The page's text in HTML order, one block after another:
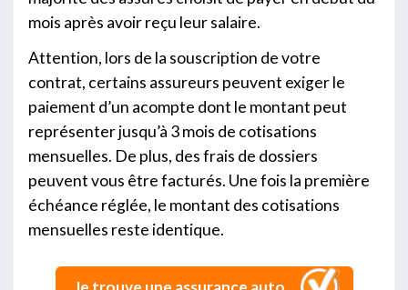
mois après avoir reçu leur salaire.
Attention, lors de la souscription de votre
contrat, certains assureurs peuvent exiger le
paiement d’un acompte dont le montant peut
représenter jusqu’à 3 mois de cotisations
mensuelles. De plus, des frais de dossiers
peuvent vous être facturés. Une fois la première
échéance réglée, le montant des cotisations
mensuelles reste identique.